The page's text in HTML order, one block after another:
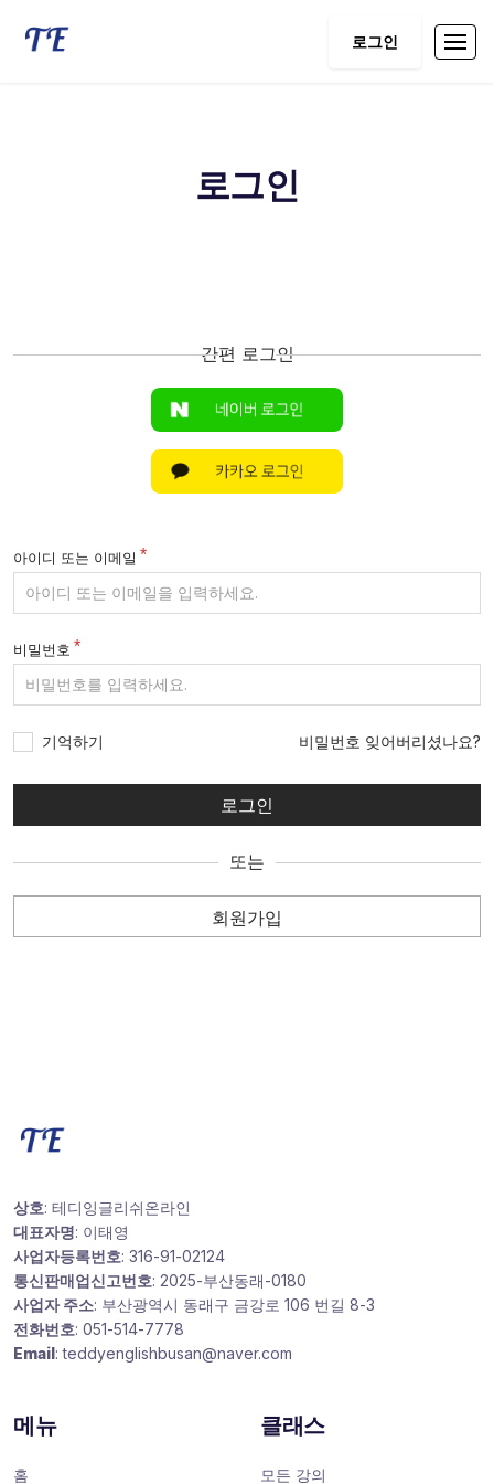
로그인
로그인
간편 로그인
아이디 또는 이메일
비밀번호
기억하기 비밀번호 잊어버리셨나요?
또는
회원가입
상호: 테디잉글리쉬온라인
대표자명: 이태영
사업자등록번호: 316-91-02124
통신판매업신고번호: 2025-부산동래-0180
사업자 주소: 부산광역시 동래구 금강로 106 번길 8-3
전화번호: 051-514-7778
Email: teddyenglishbusan@naver.com
메뉴
홈
클래스
모든 강의